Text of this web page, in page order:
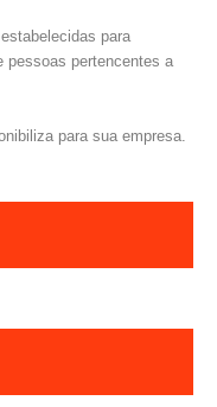
para
pessoas pertencentes a
para sua empresa.